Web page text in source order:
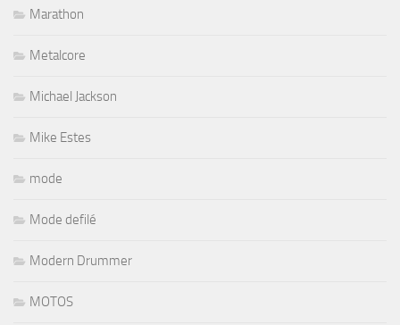
Marathon
Metalcore
Michael Jackson
Mike Estes
mode
Mode defilé
Modern Drummer
MOTOS